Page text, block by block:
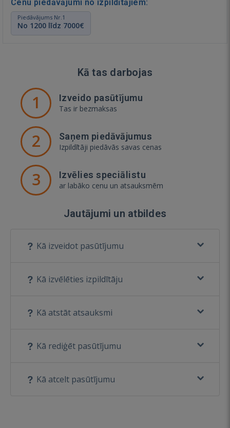
Cenu piedāvājumi no izpildītājiem:
Piedāvājums Nr.1
No 1200 līdz 7000€
Kā tas darbojas
1 Izveido pasūtījumu
Tas ir bezmaksas
2 Saņem piedāvājumus
Izpildītāji piedāvās savas cenas
3 Izvēlies speciālistu
ar labāko cenu un atsauksmēm
Jautājumi un atbildes
Kā izveidot pasūtījumu
Kā izvēlēties izpildītāju
Kā atstāt atsauksmi
Kā rediģēt pasūtījumu
Kā atcelt pasūtījumu